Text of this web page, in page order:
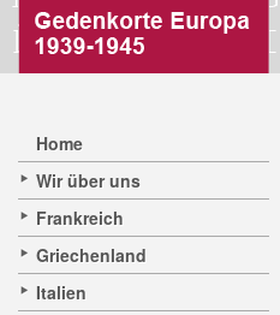
Home
Wir über uns
Frankreich
Griechenland
Italien